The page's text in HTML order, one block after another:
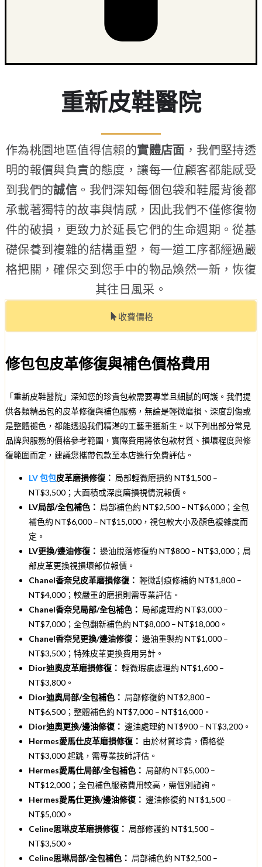
重新皮鞋醫院
作為桃園地區值得信賴的實體店面 ，我們堅持透
明的報價與負責的態度，讓每一位顧客都能感受
到我們的誠信 。我們深知每個包袋和鞋履背後都
承載著獨特的故事與情感，因此我們不僅修復物
件的破損，更致力於延長它們的生命週期。從基
礎保養到複雜的結構重塑，每一道工序都經過嚴
格把關，確保交到您手中的物品煥然一新，恢復
其往日風采。
收費價格
修包包皮革修復與補色價格費用
「重新皮鞋醫院」深知您的珍貴包款需要專業且細膩的呵護。我們提
供各類精品包的皮革修復與補色服務，無論是輕微磨損、深度刮傷或
是整體褪色，都能透過我們精湛的工藝重獲新生。以下列出部分常見
品牌與服務的價格參考範圍，實際費用將依包款材質、損壞程度與修
復範圍而定，建議您攜帶包款至本店進行免費評估。
LV 包包皮革磨損修復： 局部輕微磨損約 NT$1,500 –
NT$3,500；大面積或深度磨損視情況報價。
LV局部/全包補色： 局部補色約 NT$2,500 – NT$6,000；全包
補色約 NT$6,000 – NT$15,000，視包款大小及顏色複雜度而
定。
LV更換/邊油修復： 邊油脫落修復約 NT$800 – NT$3,000；局
部皮革更換視損壞部位報價。
Chanel香奈兒皮革磨損修復： 輕微刮痕修補約 NT$1,800 –
NT$4,000；較嚴重的磨損則需專業評估。
Chanel香奈兒局部/全包補色： 局部處理約 NT$3,000 –
NT$7,000；全包翻新補色約 NT$8,000 – NT$18,000。
Chanel香奈兒更換/邊油修復： 邊油重製約 NT$1,000 –
NT$3,500；特殊皮革更換費用另計。
Dior迪奧皮革磨損修復： 輕微瑕疵處理約 NT$1,600 –
NT$3,800。
Dior迪奧局部/全包補色： 局部修復約 NT$2,800 –
NT$6,500；整體補色約 NT$7,000 – NT$16,000。
Dior迪奧更換/邊油修復： 邊油處理約 NT$900 – NT$3,200。
Hermes愛馬仕皮革磨損修復： 由於材質珍貴，價格從
NT$3,000 起跳，需專業技師評估。
Hermes愛馬仕局部/全包補色： 局部約 NT$5,000 –
NT$12,000；全包補色服務費用較高，需個別諮詢。
Hermes愛馬仕更換/邊油修復： 邊油修復約 NT$1,500 –
NT$5,000。
Celine思琳皮革磨損修復： 局部修護約 NT$1,500 –
NT$3,500。
Celine思琳局部/全包補色： 局部補色約 NT$2,500 –